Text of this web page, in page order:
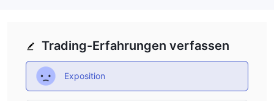
Trading-Erfahrungen verfassen
Exposition